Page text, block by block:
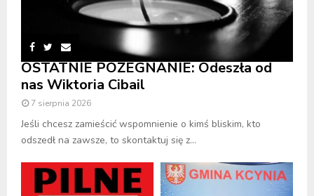
OSTATNIE POŻEGNANIE: Odeszła od
nas Wiktoria Cibail
7 sierpnia 2026
Jeśli chcesz zamieścić wspomnienie o kimś bliskim, kto
odszedł na zawsze, to skontaktuj się z...